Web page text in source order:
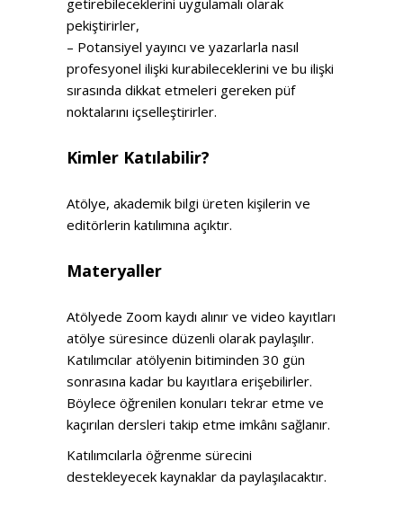
pekiştirirler,
– Potansiyel yayıncı ve yazarlarla nasıl
profesyonel ilişki kurabileceklerini ve bu ilişki
sırasında dikkat etmeleri gereken püf
noktalarını içselleştirirler.
Kimler Katılabilir?
Atölye, akademik bilgi üreten kişilerin ve
editörlerin katılımına açıktır.
Materyaller
Atölyede Zoom kaydı alınır ve video kayıtları
atölye süresince düzenli olarak paylaşılır.
Katılımcılar atölyenin bitiminden 30 gün
sonrasına kadar bu kayıtlara erişebilirler.
Böylece öğrenilen konuları tekrar etme ve
kaçırılan dersleri takip etme imkânı sağlanır.
Katılımcılarla öğrenme sürecini
destekleyecek kaynaklar da paylaşılacaktır.